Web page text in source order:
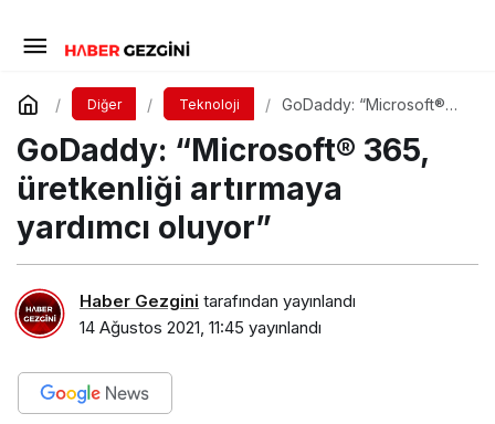
Diğer Teknoloji
GoDaddy: “Microsoft®
yardımcı oluyor”
GoDaddy: “Microsoft® 365,
üretkenliği artırmaya
yardımcı oluyor”
Haber Gezgini tarafından yayınlandı
14 Ağustos 2021, 11:45 yayınlandı